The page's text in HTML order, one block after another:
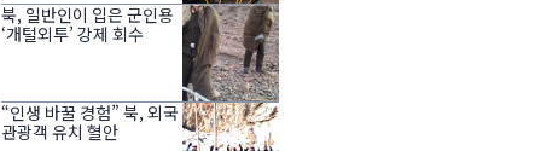
북, 일반인이 입은 군인용
‘개털외투’ 강제 회수
“인생 바꿀 경험” 북, 외국
관광객 유치 혈안